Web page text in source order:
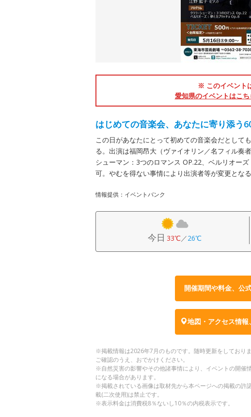
※ このイベント
愛知県のイベントはこち
はじめての音楽会、あなたに寄り添う
この日があなたにとって初めての音楽会だとして
る。出演は福岡昂大（ヴァイオリン／名フィル奏
シューマン：3つのロマンス OP.22、ベルリオー
可。やむを得ない事情により出演者等が変更とな
情報提供：イベントバンク
今日 33℃／26℃
開催期間や料金、公
地図・アクセス情
※掲載情報は2026年7月のものです。随時更新をしており
ご確認のうえ、おでかけください。
※自然災害の影響やその他諸事情により、イベントの開催
になる場合があります。
※掲載されている画像は取材先から本ページへの掲載の許
載(二次使用)は禁止です。
※表示料金は消費税8％ないし10％の内税表示です。